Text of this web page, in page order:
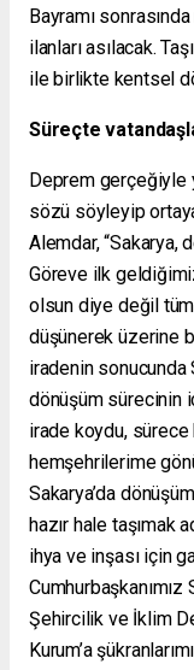
Bayramı
ilanları asılacak.
ile birlikte kentsel
Süreçte
Deprem gerçeğiyle
sözü söyleyip
Alemdar, “Sakarya,
Göreve ilk
olsun diye değil tüm
düşünerek üzerine
iradenin sonucunda
dönüşüm sürecinin
irade koydu, sürece
hemşehrilerime
Sakarya’da
hazır hale taşımak
ihya ve inşası için
Şehircilik ve İklim
Kurum’a